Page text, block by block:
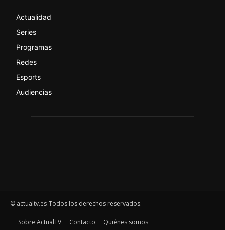
Actualidad
Series
Programas
Redes
Esports
Audiencias
© actualtv.es-Todos los derechos reservados.
Sobre ActualTV Contacto
Quiénes somos